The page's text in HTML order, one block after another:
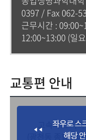
0397 / Fax 062-
근무시간 :
12:00~13:00 (일
교통편 안내
고속버스 시
(광천동 종합터